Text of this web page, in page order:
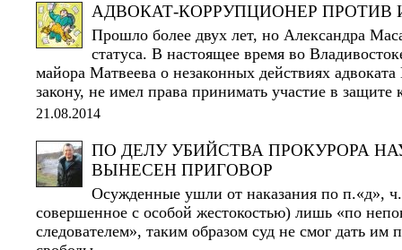
АДВОКАТ-КОРРУПЦИОНЕР ПРОТИВ
Прошло более двух лет, но Александра
статуса. В настоящее время во
майора Матвеева о незаконных действиях
закону, не имел права принимать участие в защите
21.08.2014
ПО ДЕЛУ УБИЙСТВА ПРОКУРОРА
ВЫНЕСЕН ПРИГОВОР
Осужденные ушли от наказания по п.«д»,
совершенное с особой жестокостью) лишь «по
следователем», таким образом суд не смог дать